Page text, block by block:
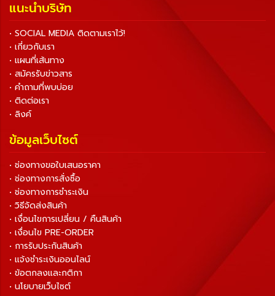
แนะนำบริษัท
• SOCIAL MEDIA ติดตามเราไว้!
• เกี่ยวกับเรา
• แผนที่เส้นทาง
• สมัครรับข่าวสาร
• คำถามที่พบบ่อย
• ติดต่อเรา
• ลิงค์
ข้อมูลเว็บไซต์
• ช่องทางขอใบเสนอราคา
• ช่องทางการสั่งซื้อ
• ช่องทางการชำระเงิน
• วิธีจัดส่งสินค้า
• เงื่อนไขการเปลี่ยน / คืนสินค้า
• เงื่อนไข PRE-ORDER
• การรับประกันสินค้า
• แจ้งชำระเงินออนไลน์
• ข้อตกลงและกติกา
• นโยบายเว็บไซต์